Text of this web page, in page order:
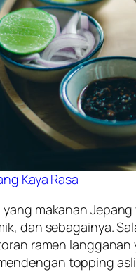
Kaya Rasa
makanan
dan sebagainya.
ramen
topping